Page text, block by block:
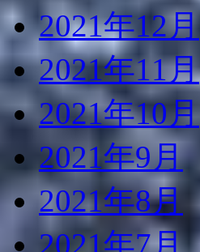
2021年12月
2021年11月
2021年10月
2021年9月
2021年8月
2021年7月